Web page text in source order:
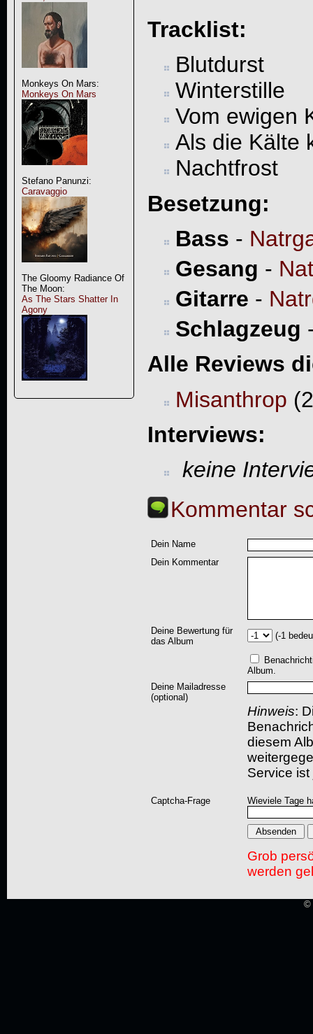
Monkeys On Mars:
Monkeys On Mars
Stefano Panunzi:
Caravaggio
The Gloomy Radiance Of
The Moon:
As The Stars Shatter In
Agony
Tracklist:
Blutdurst
Winterstille
Vom ewigen
Als die Kälte
Nachtfrost
Besetzung:
Bass -
Gesang -
Gitarre -
Schlagzeug
Alle Reviews
Misanthrop
Interviews:
keine
Kommentar
Dein Name
Dein Kommentar
Deine Bewertung für
das Album
(-1
Album.
Deine Mailadresse
(optional)
Hinweis:
diesem
Service
Captcha-Frage Wieviele Tage
Grob
werden
©